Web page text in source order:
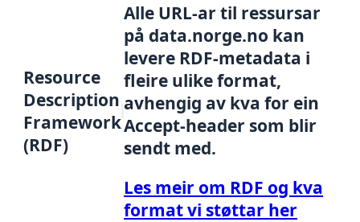
Resource
Description
Framework
(RDF)
Alle URL-ar til ressursar
på data.norge.no kan
levere RDF-metadata i
fleire ulike format,
avhengig av kva for ein
Accept-header som blir
sendt med.
Les meir om RDF og kva
format vi støttar her